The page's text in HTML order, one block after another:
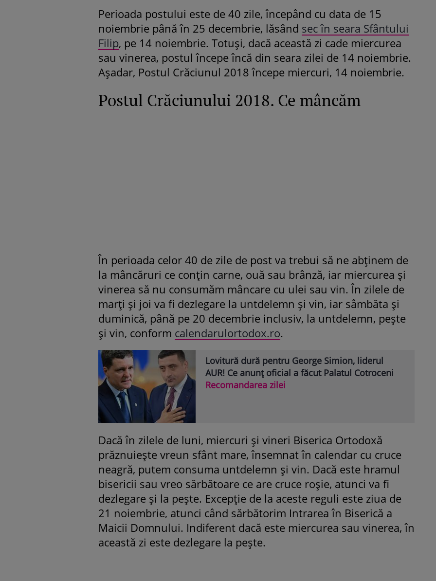
Perioada postului este de 40 zile, începând cu data de 15
noiembrie până în 25 decembrie, lăsând sec în seara Sfântului
Filip, pe 14 noiembrie. Totuși, dacă această zi cade miercurea
sau vinerea, postul începe încă din seara zilei de 14 noiembrie.
Așadar, Postul Crăciunul 2018 începe miercuri, 14 noiembrie.
Postul Crăciunului 2018. Ce mâncăm
În perioada celor 40 de zile de post va trebui să ne abținem de
la mâncăruri ce conțin carne, ouă sau brânză, iar miercurea și
vinerea să nu consumăm mâncare cu ulei sau vin. În zilele de
marți și joi va fi dezlegare la untdelemn și vin, iar sâmbăta și
duminică, până pe 20 decembrie inclusiv, la untdelemn, pește
și vin, conform calendarulortodox.ro.
Lovitură dură pentru George Simion, liderul
AUR! Ce anunț oficial a făcut Palatul Cotroceni
Recomandarea zilei
Dacă în zilele de luni, miercuri și vineri Biserica Ortodoxă
prăznuiește vreun sfânt mare, însemnat în calendar cu cruce
neagră, putem consuma untdelemn și vin. Dacă este hramul
bisericii sau vreo sărbătoare ce are cruce roșie, atunci va fi
dezlegare și la pește. Excepție de la aceste reguli este ziua de
21 noiembrie, atunci când sărbătorim Intrarea în Biserică a
Maicii Domnului. Indiferent dacă este miercurea sau vinerea, în
această zi este dezlegare la pește.